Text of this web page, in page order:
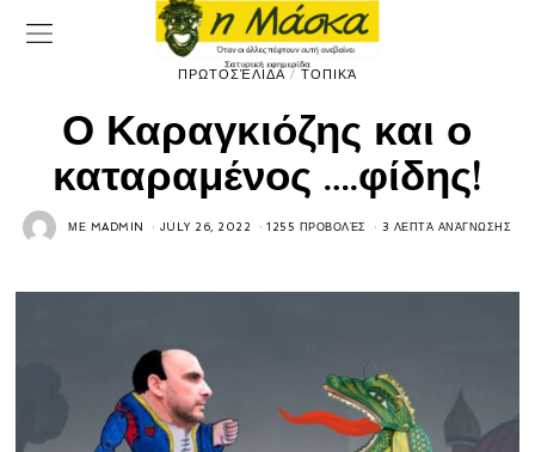
ΠΡΩΤΟΣΈΛΙΔΑ / ΤΟΠΙΚΆ
Ο Καραγκιόζης και ο
καταραμένος ….φίδης!
ΜΕ MADMIN JULY 26, 2022 1255 ΠΡΟΒΟΛΈΣ 3 ΛΕΠΤΆ ΑΝΆΓΝΩΣΗΣ